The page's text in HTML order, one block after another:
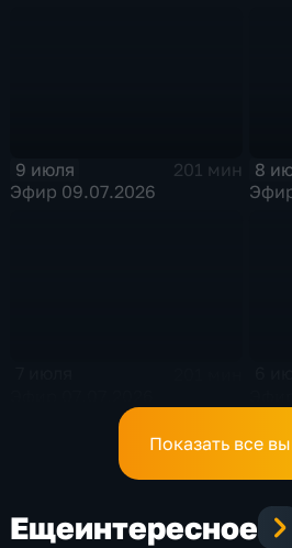
9 июля
201 мин
Эфир 09.07.2026
8
Показать все
Ещеинтересное